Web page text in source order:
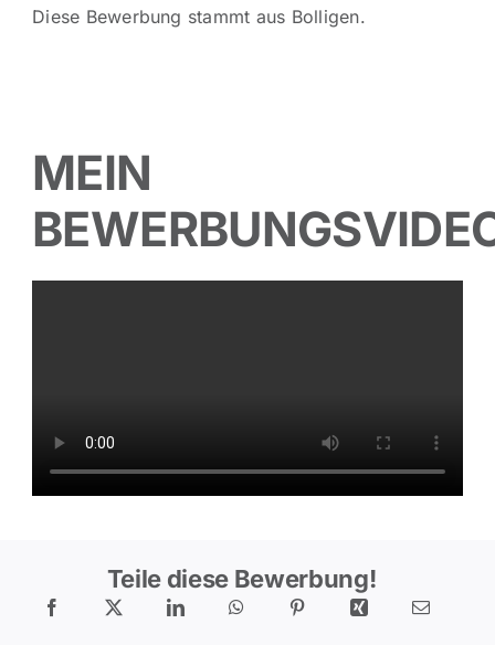
Diese Bewerbung stammt aus Bolligen.
MEIN
Teile diese Bewerbung!